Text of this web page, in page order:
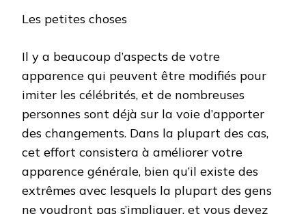
Les petites choses
Il y a beaucoup d’aspects de votre
apparence qui peuvent être modifiés pour
imiter les célébrités, et de nombreuses
personnes sont déjà sur la voie d’apporter
des changements. Dans la plupart des cas,
cet effort consistera à améliorer votre
apparence générale, bien qu’il existe des
extrêmes avec lesquels la plupart des gens
ne voudront pas s’impliquer, et vous devez